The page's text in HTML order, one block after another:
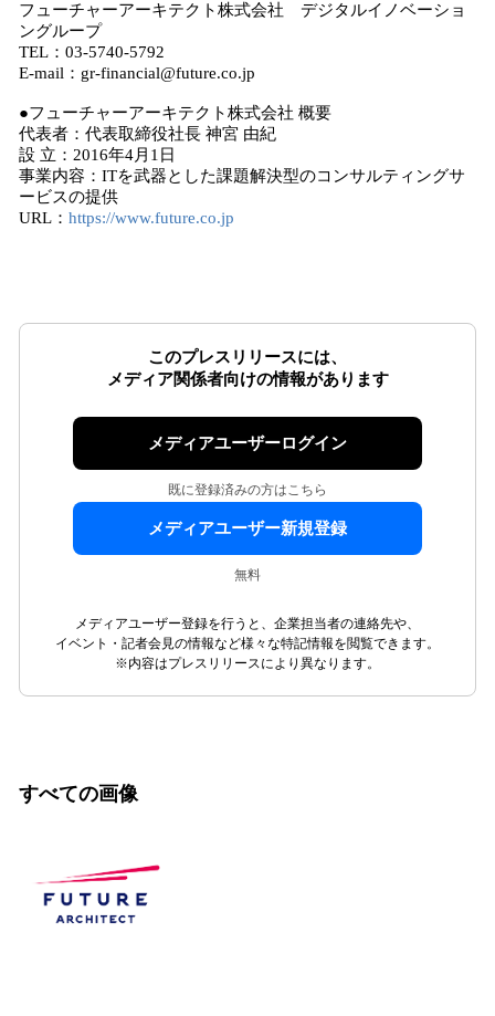
フューチャーアーキテクト株式会社 デジタルイノベーショ
ングループ
TEL：03-5740-5792
E-mail：gr-financial@future.co.jp
●フューチャーアーキテクト株式会社 概要
代表者：代表取締役社長 神宮 由紀
設 立：2016年4月1日
事業内容：ITを武器とした課題解決型のコンサルティングサ
ービスの提供
URL： https://www.future.co.jp
このプレスリリースには、
メディア関係者向けの情報があります
メディアユーザーログイン
既に登録済みの方はこちら
メディアユーザー新規登録
無料
メディアユーザー登録を行うと、企業担当者の連絡先や、
イベント・記者会見の情報など様々な特記情報を閲覧できます。
※内容はプレスリリースにより異なります。
すべての画像